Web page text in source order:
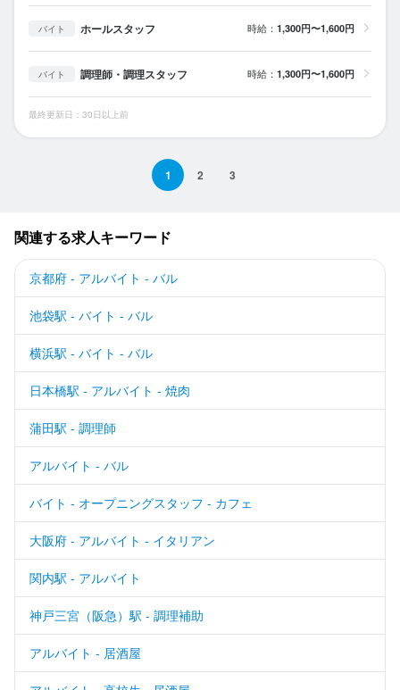
バイト ホールスタッフ 時給： 1,300円〜1,600円
バイト 調理師・調理スタッフ 時給： 1,300円〜1,600円
最終更新日：30日以上前
1 2 3
関連する求人キーワード
京都府 - アルバイト - バル
池袋駅 - バイト - バル
横浜駅 - バイト - バル
日本橋駅 - アルバイト - 焼肉
蒲田駅 - 調理師
アルバイト - バル
バイト - オープニングスタッフ - カフェ
大阪府 - アルバイト - イタリアン
関内駅 - アルバイト
神戸三宮（阪急）駅 - 調理補助
アルバイト - 居酒屋